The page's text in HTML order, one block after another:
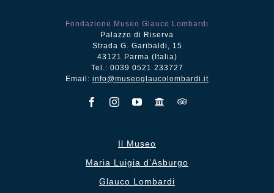
Fondazione Museo Glauco Lombardi
Palazzo di Riserva
Strada G. Garibaldi, 15
43121 Parma (Italia)
Tel.: 0039 0521 233727
Email: info@museoglaucolombardi.it
Il Museo
Maria Luigia d’Asburgo
Glauco Lombardi